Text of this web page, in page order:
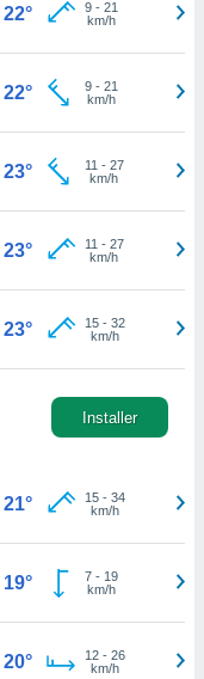
22° 9- 21
km/h
22° 9- 21
km/h
23° 11 - 27
km/h
23° 11 - 27
km/h
23° 15- 32
km/h
Installer
21° 15- 34
km/h
19° 7- 19
km/h
20° 12- 26
km/h